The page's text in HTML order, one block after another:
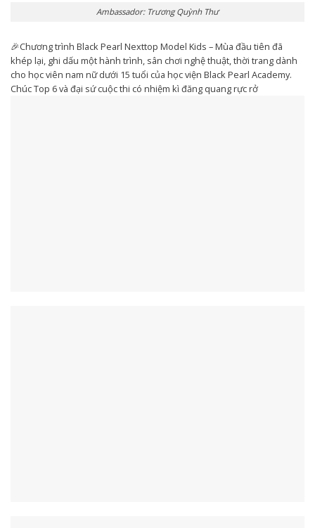
Ambassador: Trương Quỳnh Thư
🎉Chương trình Black Pearl Nexttop Model Kids – Mùa đầu tiên đã
khép lại, ghi dấu một hành trình, sân chơi nghệ thuật, thời trang dành
cho học viên nam nữ dưới 15 tuổi của học viện Black Pearl Academy.
Chúc Top 6 và đại sứ cuộc thi có nhiệm kì đăng quang rực rở